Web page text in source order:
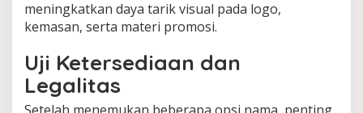
meningkatkan daya tarik visual pada logo,
kemasan, serta materi promosi.
Uji Ketersediaan dan
Legalitas